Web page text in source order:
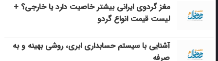
مغز گردوی ایرانی بیشتر خاصیت دارد یا خارجی؟ +
لیست قیمت انواع گردو
آشنایی با سیستم حسابداری ابری، روشی بهینه و به
صرفه